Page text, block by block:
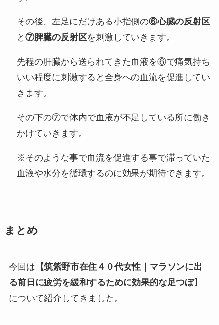
その後、左足にだけある小指側の⑥心臓の反射区
と ⑦脾臓の反射区を刺激していきます。
先程の肝臓から送られてきた血液を⑥で痛気持ち
いい程度に刺激すると全身への血流を促進してい
きます。
その下の⑦で体内で血液が不足している所に働き
かけていきます。
※そのような事で血流を促進する事で滞っていた
血液や水分を循環するのに効果が期待できます。
まとめ
今回は 【筑紫野市在住４０代女性｜マラソンに出
る前日に疲労を緩和するために効果的な足つぼ】
について紹介してきました。